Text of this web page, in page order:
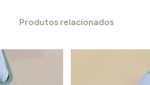
Produtos relacionados